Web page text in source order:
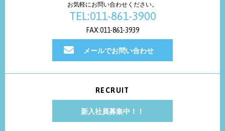
お気軽にお問い合わせください。
TEL:011-861-3900
FAX:011-861-3939
メールでお問い合わせ
RECRUIT
新入社員募集中！！